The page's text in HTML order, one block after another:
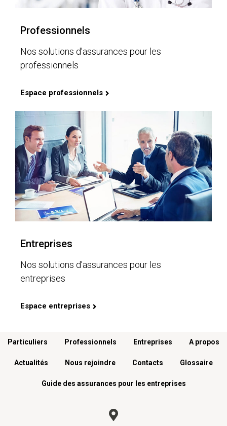
Professionnels
Nos solutions d’assurances pour les
professionnels
Espace professionnels
Entreprises
Nos solutions d’assurances pour les
entreprises
Espace entreprises
Menu footer
Particuliers Professionnels Entreprises A propos
Actualités Nous rejoindre Contacts Glossaire
Guide des assurances pour les entreprises